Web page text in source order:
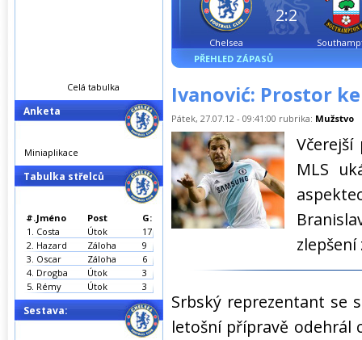
Chelsea
2:2
PŘEHLED ZÁPASŮ
Ivanović: Prostor
Pátek, 27.07.12 - 09:41:00 rubrika: Mužstvo
Včerejší
MLS
Srbský reprezentant se
letošní přípravě odehrál
Celá tabulka
Anketa
Miniaplikace
Tabulka střelců
#.Jméno Post
G:
1. Costa Útok
17
2. Hazard Záloha
9
3. Oscar Záloha
6
4. Drogba Útok
3
5. Rémy Útok 3
Sestava: